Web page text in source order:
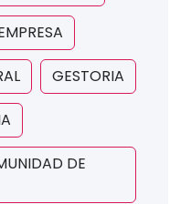
GESTORIA
DE